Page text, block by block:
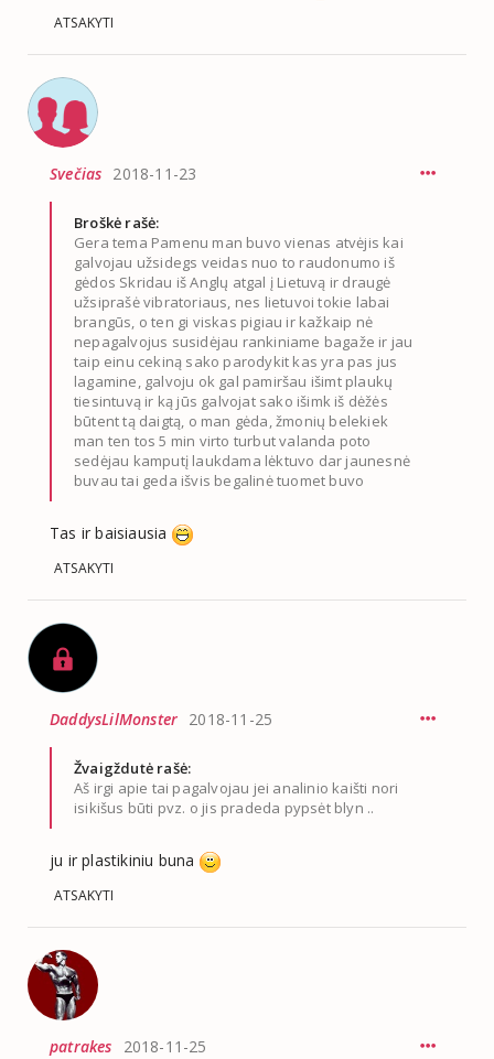
ATSAKYTI
Svečias 2018-11-23
Broškė rašė:
Gera tema Pamenu man buvo vienas atvėjis kai
galvojau užsidegs veidas nuo to raudonumo iš
gėdos Skridau iš Anglų atgal į Lietuvą ir draugė
užsiprašė vibratoriaus, nes lietuvoi tokie labai
brangūs, o ten gi viskas pigiau ir kažkaip nė
nepagalvojus susidėjau rankiniame bagaže ir jau
taip einu cekiną sako parodykit kas yra pas jus
lagamine, galvoju ok gal pamiršau išimt plaukų
tiesintuvą ir ką jūs galvojat sako išimk iš dėžės
būtent tą daigtą, o man gėda, žmonių belekiek
man ten tos 5 min virto turbut valanda poto
sedėjau kamputį laukdama lėktuvo dar jaunesnė
buvau tai geda išvis begalinė tuomet buvo
Tas ir baisiausia
ATSAKYTI
DaddysLilMonster 2018-11-25
Žvaigždutė rašė:
Aš irgi apie tai pagalvojau jei analinio kaišti nori
isikišus būti pvz. o jis pradeda pypsėt blyn ..
ju ir plastikiniu buna
ATSAKYTI
patrakes
2018-11-25